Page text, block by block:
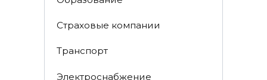
Страховые компании
Транспорт
Электроснабжение